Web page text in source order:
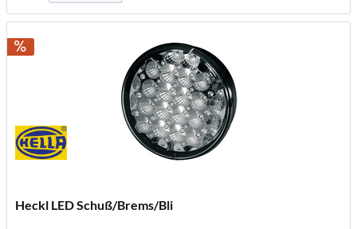
Heckl LED Schuß/Brems/Bli